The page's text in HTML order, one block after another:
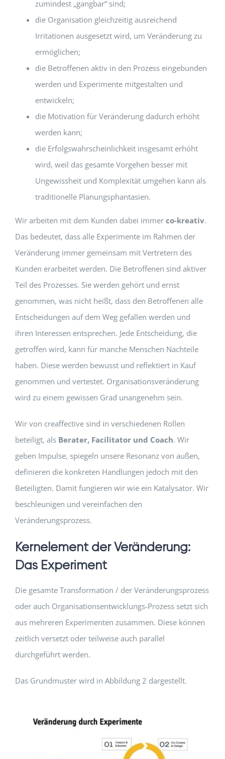
zumindest „gangbar“ sind;
die Organisation gleichzeitig ausreichend
Irritationen ausgesetzt wird, um Veränderung zu
ermöglichen;
die Betroffenen aktiv in den Prozess eingebunden
werden und Experimente mitgestalten und
entwickeln;
die Motivation für Veränderung dadurch erhöht
werden kann;
die Erfolgswahrscheinlichkeit insgesamt erhöht
wird, weil das gesamte Vorgehen besser mit
Ungewissheit und Komplexität umgehen kann als
traditionelle Planungsphantasien.
Wir arbeiten mit dem Kunden dabei immer co-kreativ.
Das bedeutet, dass alle Experimente im Rahmen der
Veränderung immer gemeinsam mit Vertretern des
Kunden erarbeitet werden. Die Betroffenen sind aktiver
Teil des Prozesses. Sie werden gehört und ernst
genommen, was nicht heißt, dass den Betroffenen alle
Entscheidungen auf dem Weg gefallen werden und
ihren Interessen entsprechen. Jede Entscheidung, die
getroffen wird, kann für manche Menschen Nachteile
haben. Diese werden bewusst und reflektiert in Kauf
genommen und vertestet. Organisationsveränderung
wird zu einem gewissen Grad unangenehm sein.
Wir von creaffective sind in verschiedenen Rollen
beteiligt, als Berater, Facilitator und Coach. Wir
geben Impulse, spiegeln unsere Resonanz von außen,
definieren die konkreten Handlungen jedoch mit den
Beteiligten. Damit fungieren wir wie ein Katalysator. Wir
beschleunigen und vereinfachen den
Veränderungsprozess.
Kernelement der Veränderung:
Das Experiment
Die gesamte Transformation / der Veränderungsprozess
oder auch Organisationsentwicklungs-Prozess setzt sich
aus mehreren Experimenten zusammen. Diese können
zeitlich versetzt oder teilweise auch parallel
durchgeführt werden.
Das Grundmuster wird in Abbildung 2 dargestellt.